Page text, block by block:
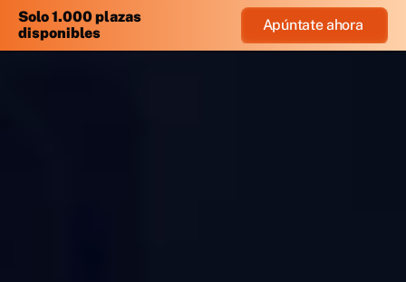
Solo 1.000 plazas
disponibles
Apúntate ahora